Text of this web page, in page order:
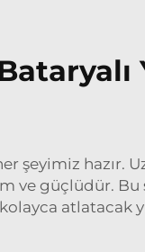
şeyimiz hazır.
ve güçlüdür. Bu